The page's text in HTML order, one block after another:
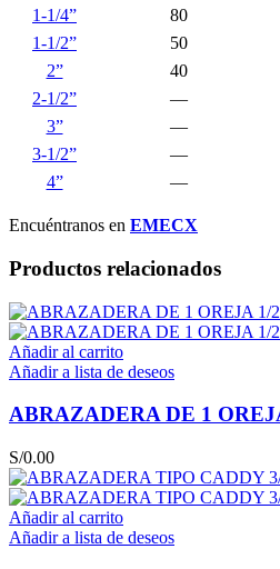
1-1/4”
80
1-1/2”
50
2”
40
2-1/2”
—
3”
—
3-1/2”
—
4”
—
Encuéntranos en EMECX
Productos relacionados
Añadir al carrito
Añadir a lista de deseos
ABRAZADERA DE 1
S/0.00
Añadir al carrito
Añadir a lista de deseos